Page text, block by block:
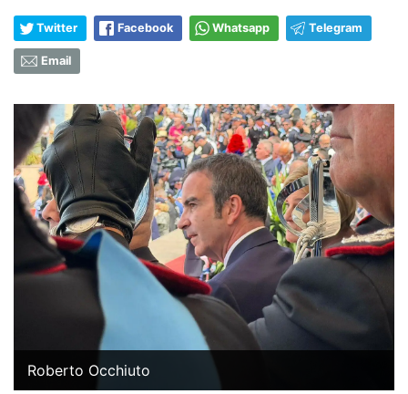
Twitter Facebook Whatsapp Telegram
Email
Roberto Occhiuto